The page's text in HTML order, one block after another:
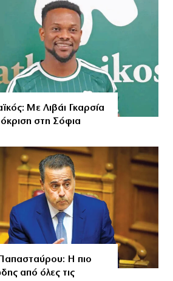
Με Λιβάι Γκαρσία
στη Σόφια
Η πιο
από όλες τις